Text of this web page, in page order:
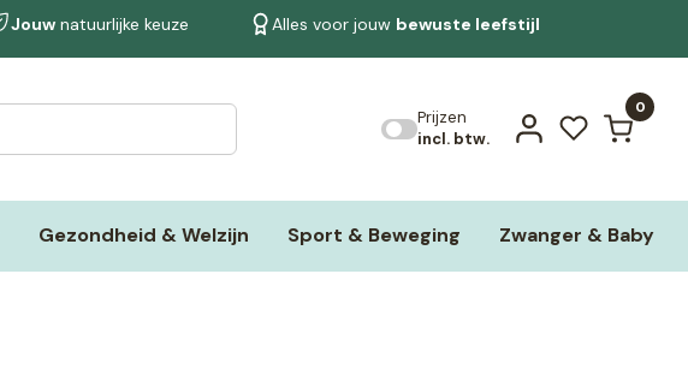
Jouwnatuurlijke keuze Alles voor jouw bewuste leefstijl
Prijzen
incl. btw.
0
Gezondheid & Welzijn Sport & Beweging Zwanger & Baby
Bekijk alle resultaten